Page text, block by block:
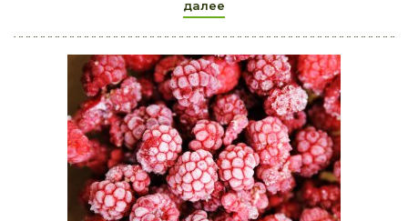
далее